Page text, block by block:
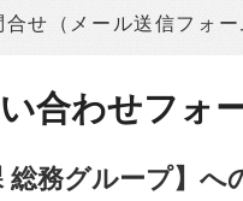
合せ（メール送信フォー
合わせフォ
総務グループ】へ